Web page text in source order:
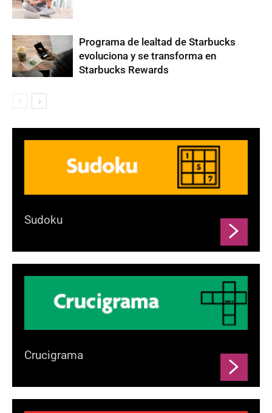
Programa de lealtad de Starbucks
evoluciona y se transforma en
Starbucks Rewards
Sudoku
Crucigrama